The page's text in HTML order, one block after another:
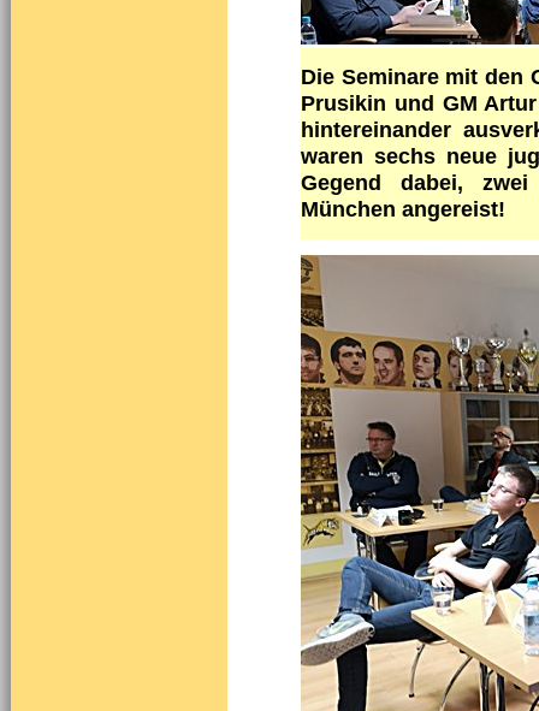
Die Seminare mit den
Prusikin und GM
hintereinander
waren sechs neue
Gegend dabei,
München angereist!